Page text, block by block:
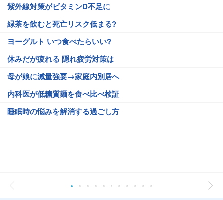
紫外線対策がビタミンD不足に
緑茶を飲むと死亡リスク低まる?
ヨーグルト いつ食べたらいい?
休みだが疲れる 隠れ疲労対策は
母が娘に減量強要→家庭内別居へ
内科医が低糖質麺を食べ比べ検証
睡眠時の悩みを解消する過ごし方